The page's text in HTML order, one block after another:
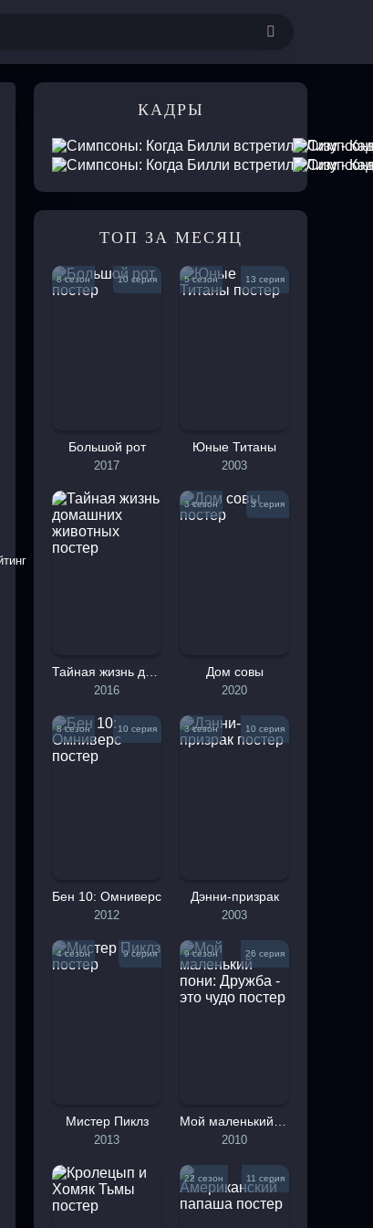
Мелодрамы
Музыкальные
Криминал
Триллеры
Ужасы
Фантастика
КАДРЫ
ТОП ЗА МЕСЯЦ
8 сезон 10 серия
Большой рот
2017
5 сезон 13 серия
Юные Титаны
2003
2016
3 сезон 3 серия
Дом совы
2020
8 сезон 10 серия
Бен 10: Омниверс
2012
3 сезон 10 серия
Дэнни-призрак
2003
4 сезон 9 серия
Мистер Пиклз
2013
9 сезон 26 серия
2010
22 сезон 11 серия